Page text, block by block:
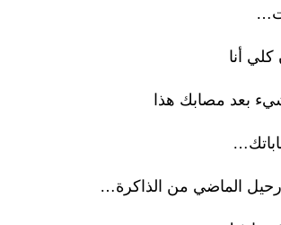
أنا
بعد مصابك هذا
الماضي من الذاكرة…